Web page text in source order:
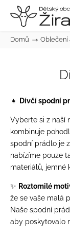
Domů / Oblečení
👧 Dívčí spodní
Vyberte si z naší
kombinuje
spodní prádlo je
nabízíme pouze
materiálů, jemné
✨ Roztomilé
že se vaše malá
Naše spodní
aby poskytovalo